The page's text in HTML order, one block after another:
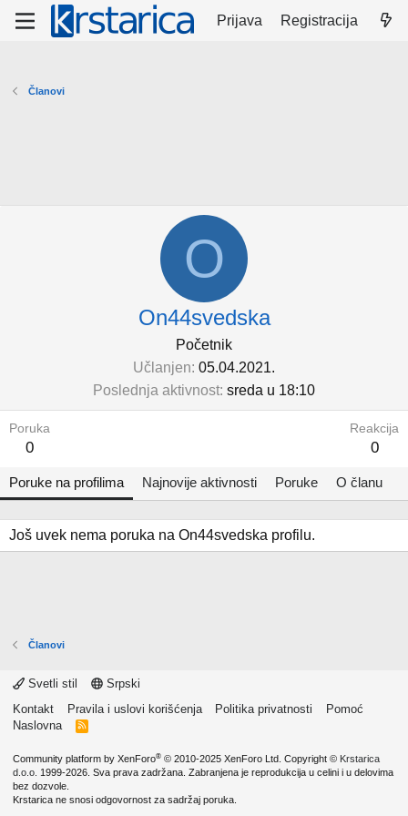
Prijava Registracija
Članovi
O
On44svedska
Početnik
Učlanjen 05.04.2021.
Poslednja aktivnost sreda u 18:10
Poruka
0
Reakcija
0
Poruke na profilima Najnovije aktivnosti Poruke O članu
Još uvek nema poruka na On44svedska profilu.
Članovi
Svetli stil
Srpski
Kontakt
Pravila i uslovi korišćenja Politika privatnosti
Pomoć
Naslovna
R
Community platform by XenForo® © 2010-2025 XenForo Ltd. Copyright © Krstarica
d.o.o. 1999-2026. Sva prava zadržana. Zabranjena je reprodukcija u celini i u delovima
bez dozvole.
Krstarica ne snosi odgovornost za sadržaj poruka.